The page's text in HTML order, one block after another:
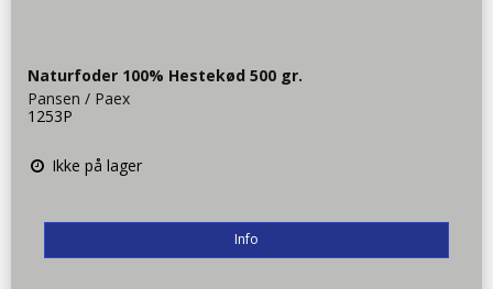
Naturfoder 100% Hestekød 500 gr.
Pansen / Paex
1253P
Ikke på lager
Info